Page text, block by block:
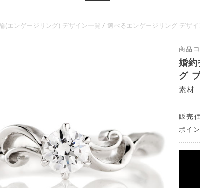
(エンゲージリング) デザイン一覧 選べるエンゲージリング デザイ
商品コ
婚約
グ
素材
販売
ポイ